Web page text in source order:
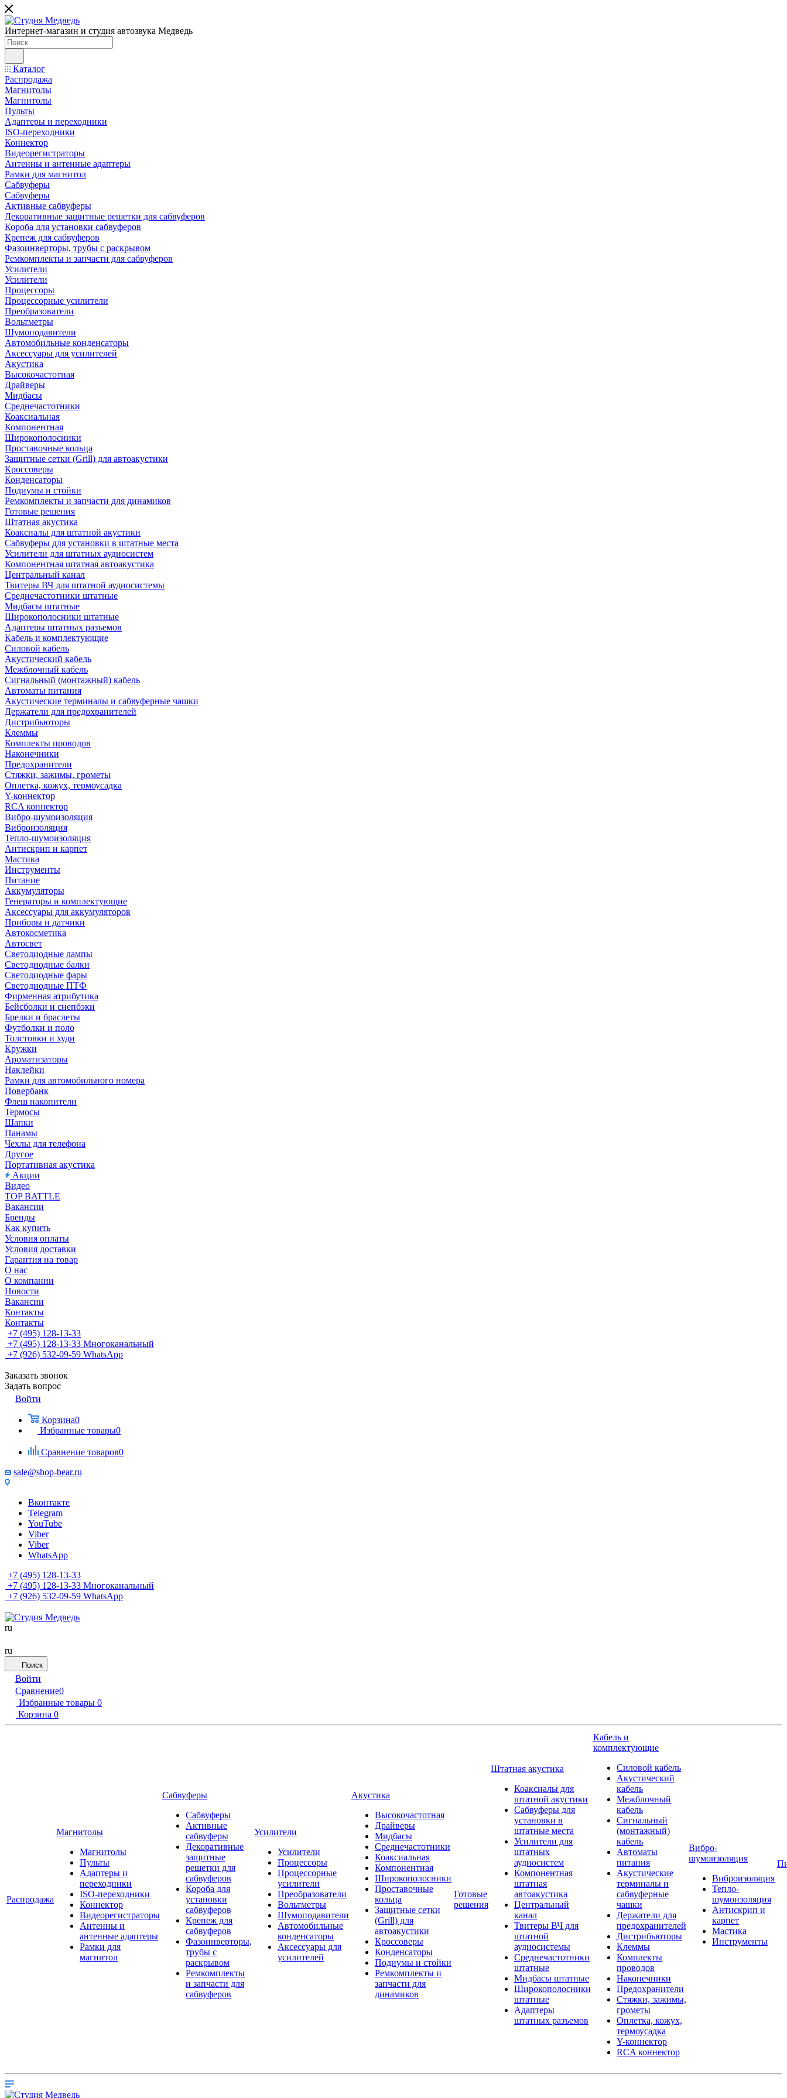
Интернет-магазин и студия автозвука Медведь
Каталог
Распродажа
Магнитолы
Магнитолы
Пульты
Адаптеры и переходники
ISO-переходники
Коннектор
Видеорегистраторы
Антенны и антенные адаптеры
Рамки для магнитол
Сабвуферы
Сабвуферы
Активные сабвуферы
Декоративные защитные решетки для сабвуферов
Короба для установки сабвуферов
Крепеж для сабвуферов
Фазоинверторы, трубы с раскрывом
Ремкомплекты и запчасти для сабвуферов
Усилители
Усилители
Процессоры
Процессорные усилители
Преобразователи
Вольтметры
Шумоподавители
Автомобильные конденсаторы
Аксессуары для усилителей
Акустика
Высокочастотная
Драйверы
Мидбасы
Среднечастотники
Коаксиальная
Компонентная
Широкополосники
Проставочные кольца
Защитные сетки (Grill) для автоакустики
Кроссоверы
Конденсаторы
Подиумы и стойки
Ремкомплекты и запчасти для динамиков
Готовые решения
Штатная акустика
Коаксиалы для штатной акустики
Сабвуферы для установки в штатные места
Усилители для штатных аудиосистем
Компонентная штатная автоакустика
Центральный канал
Твитеры ВЧ для штатной аудиосистемы
Среднечастотники штатные
Мидбасы штатные
Широкополосники штатные
Адаптеры штатных разъемов
Кабель и комплектующие
Силовой кабель
Акустический кабель
Межблочный кабель
Сигнальный (монтажный) кабель
Автоматы питания
Акустические терминалы и сабвуферные чашки
Держатели для предохранителей
Дистрибьюторы
Клеммы
Комплекты проводов
Наконечники
Предохранители
Стяжки, зажимы, грометы
Оплетка, кожух, термоусадка
Y-коннектор
RCA коннектор
Вибро-шумоизоляция
Виброизоляция
Тепло-шумоизоляция
Антискрип и карпет
Мастика
Инструменты
Питание
Аккумуляторы
Генераторы и комплектующие
Аксессуары для аккумуляторов
Приборы и датчики
Автокосметика
Автосвет
Светодиодные лампы
Светодиодные балки
Светодиодные фары
Светодиодные ПТФ
Фирменная атрибутика
Бейсболки и снепбэки
Брелки и браслеты
Футболки и поло
Толстовки и худи
Кружки
Ароматизаторы
Наклейки
Рамки для автомобильного номера
Повербанк
Флеш накопители
Термосы
Шапки
Панамы
Чехлы для телефона
Другое
Портативная акустика
Акции
Видео
TOP BATTLE
Вакансии
Бренды
Как купить
Условия оплаты
Условия доставки
Гарантия на товар
О нас
О компании
Новости
Вакансии
Контакты
Контакты
+7 (495) 128-13-33
+7 (495) 128-13-33 Многоканальный
+7 (926) 532-09-59 WhatsApp
Заказать звонок
Задать вопрос
Войти
Корзина0
Избранные товары0
Сравнение товаров0
sale@shop-bear.ru
Вконтакте
Telegram
YouTube
Viber
Viber
WhatsApp
+7 (495) 128-13-33
+7 (495) 128-13-33 Многоканальный
+7 (926) 532-09-59 WhatsApp
ru
ru
Поиск
Войти
Сравнение0
Избранные товары 0
Корзина 0
Распродажа
Магнитолы
Магнитолы
Пульты
Адаптеры и
переходники
ISO-переходники
Коннектор
Видеорегистраторы
Антенны и
антенные адаптеры
Рамки для
магнитол
Сабвуферы
Сабвуферы
Активные
сабвуферы
Декоративные
защитные
решетки для
сабвуферов
Короба для
установки
сабвуферов
Крепеж для
сабвуферов
Фазоинверторы,
трубы с
раскрывом
Ремкомплекты
и запчасти для
сабвуферов
Усилители
Усилители
Процессоры
Процессорные
усилители
Преобразователи
Вольтметры
Шумоподавители
Автомобильные
конденсаторы
Аксессуары для
усилителей
Акустика
Высокочастотная
Драйверы
Мидбасы
Среднечастотники
Коаксиальная
Компонентная
Широкополосники
Проставочные
кольца
Защитные сетки
(Grill) для
автоакустики
Кроссоверы
Конденсаторы
Подиумы и стойки
Ремкомплекты и
запчасти для
динамиков
Готовые
решения
Штатная акустика
Коаксиалы для
штатной акустики
Сабвуферы для
установки в
штатные места
Усилители для
штатных
аудиосистем
Компонентная
штатная
автоакустика
Центральный
канал
Твитеры ВЧ для
штатной
аудиосистемы
Среднечастотники
штатные
Мидбасы штатные
Широкополосники
штатные
Адаптеры
штатных разъемов
Кабель и
комплектующие
Силовой кабель
Акустический
кабель
Межблочный
кабель
Сигнальный
(монтажный)
кабель
Автоматы
питания
Акустические
терминалы и
сабвуферные
чашки
Держатели для
предохранителей
Дистрибьюторы
Клеммы
Комплекты
проводов
Наконечники
Предохранители
Стяжки, зажимы,
грометы
Оплетка, кожух,
термоусадка
Y-коннектор
RCA коннектор
Вибро-
шумоизоляция
Виброизоляция
Тепло-
шумоизоляция
Антискрип и
карпет
Мастика
Инструменты